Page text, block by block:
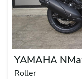
YAMAHA
Roller